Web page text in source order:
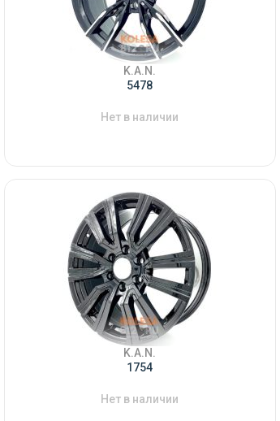
K.A.N.
5478
Нет в наличии
K.A.N.
1754
Нет в наличии